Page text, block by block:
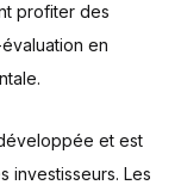
profiter des
en
et est
investisseurs. Les